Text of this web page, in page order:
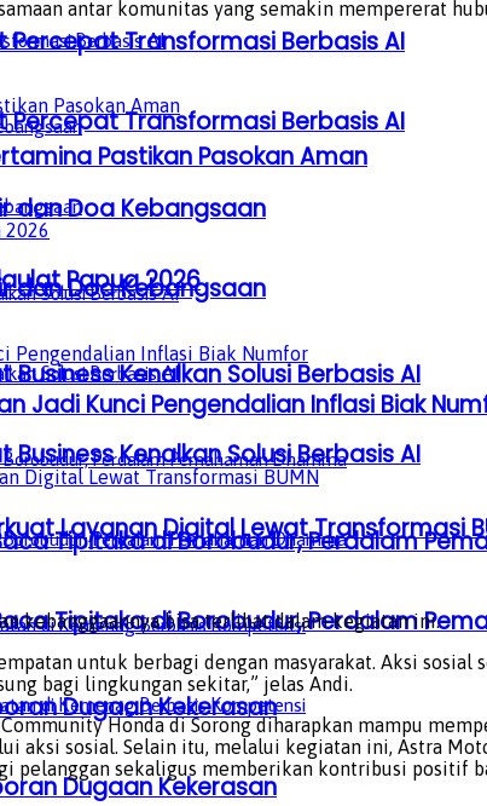
Transformasi Berbasis AI
dan Doa Kebangsaan
Kenalkan Solusi Berbasis AI
Tipitaka di Borobudur, Perdalam
Dugaan Kekerasan
Transformasi Berbasis AI
dan Doa Kebangsaan
Kenalkan Solusi Berbasis AI
Tipitaka di Borobudur, Perdalam
Dugaan Kekerasan
antar komunitas yang semakin mempererat
Pastikan Pasokan Aman
Papua 2026
Jadi Kunci Pengendalian Inflasi Biak
Layanan Digital Lewat Transformasi
kebanggaannya bisa terlibat dalam kegiatan ini.
untuk berbagi dengan masyarakat. Aksi
bagi lingkungan sekitar,” jelas Andi.
Honda di Sorong diharapkan mampu
aksi sosial. Selain itu, melalui kegiatan ini, Astra
pelanggan sekaligus memberikan kontribusi positif